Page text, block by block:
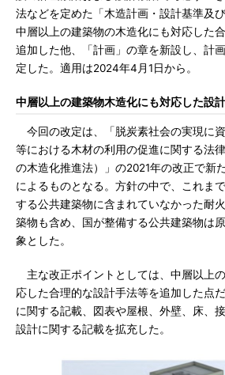
法などを定めた「木造計画・設計基準及
中層以上の建築物の木造化にも対応した
追加した他、「計画」の章を新設し、計
定した。適用は2024年4月1日から。
中層以上の建築物木造化にも対応した設
今回の改定は、「脱炭素社会の実現に
等における木材の利用の促進に関する法
の木造化推進法）」の2021年の改正で新
によるものとなる。方針の中で、これま
する公共建築物に含まれていなかった耐
築物も含め、国が整備する公共建築物は
象とした。
主な改正ポイントとしては、中層以上
応した合理的な設計手法等を追加した点
に関する記載、図表や屋根、外壁、床、
設計に関する記載を拡充した。